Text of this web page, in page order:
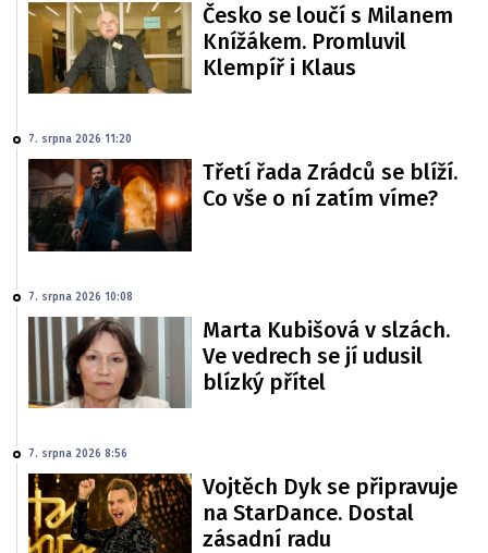
Česko se loučí s Milanem
Knížákem. Promluvil
Klempíř i Klaus
7. srpna 2026 11:20
Třetí řada Zrádců se blíží.
Co vše o ní zatím víme?
7. srpna 2026 10:08
Marta Kubišová v slzách.
Ve vedrech se jí udusil
blízký přítel
7. srpna 2026 8:56
Vojtěch Dyk se připravuje
na StarDance. Dostal
zásadní radu